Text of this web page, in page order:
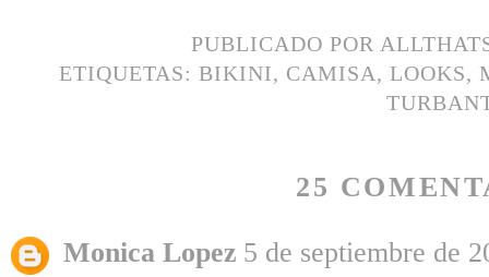
PUBLICADO POR
ETIQUETAS: BIKINI, CAMISA, LOOKS,
25
Monica Lopez 5 de septiembre de